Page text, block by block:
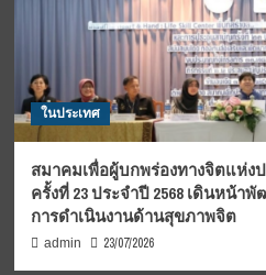
ในประเทศ
สมาคมเพื่อผู้บกพร่องทางจิตแห่
ครั้งที่ 23 ประจำปี 2568 เดินหน้า
การดำเนินงานด้านสุขภาพจิต
admin 23/07/2026